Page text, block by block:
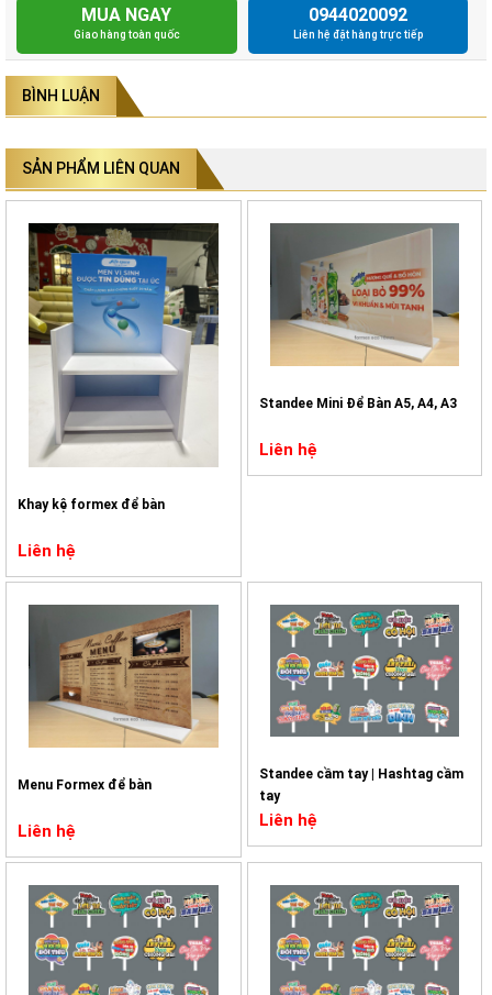
MUA NGAY
Giao hàng toàn quốc
0944020092
Liên hệ đặt hàng trực tiếp
BÌNH LUẬN
SẢN PHẨM LIÊN QUAN
Khay kệ formex để bàn
Liên hệ
Standee Mini Để Bàn A5, A4, A3
Liên hệ
Menu Formex để bàn
Liên hệ
Standee cầm tay | Hashtag cầm
tay
Liên hệ